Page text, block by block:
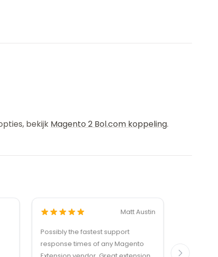
bekijk Magento 2 Bol.com koppeling.
Matt Austin
Possibly the fastest support
response times of any Magento
reactie